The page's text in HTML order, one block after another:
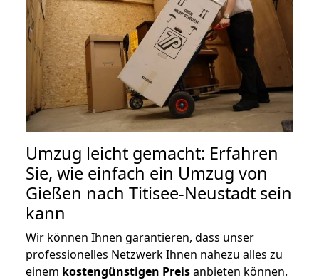
Umzug leicht gemacht: Erfahren
Sie, wie einfach ein Umzug von
Gießen nach Titisee-Neustadt sein
kann
Wir können Ihnen garantieren, dass unser
professionelles Netzwerk Ihnen nahezu alles zu
einem kostengünstigen Preisanbieten können.